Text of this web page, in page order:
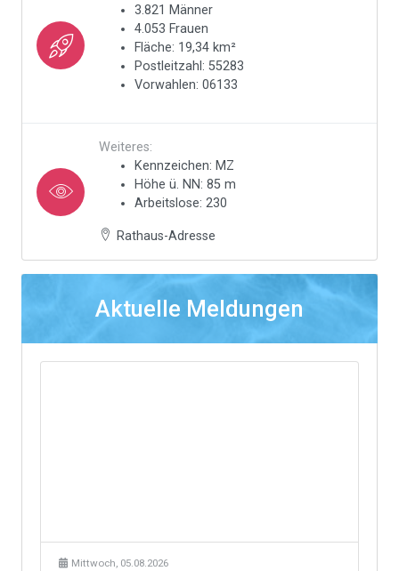
3.821 Männer
4.053 Frauen
Fläche: 19,34 km²
Postleitzahl: 55283
Vorwahlen: 06133
Weiteres:
Kennzeichen: MZ
Höhe ü. NN: 85 m
Arbeitslose: 230
Rathaus-Adresse
Aktuelle Meldungen
Mittwoch, 05.08.2026